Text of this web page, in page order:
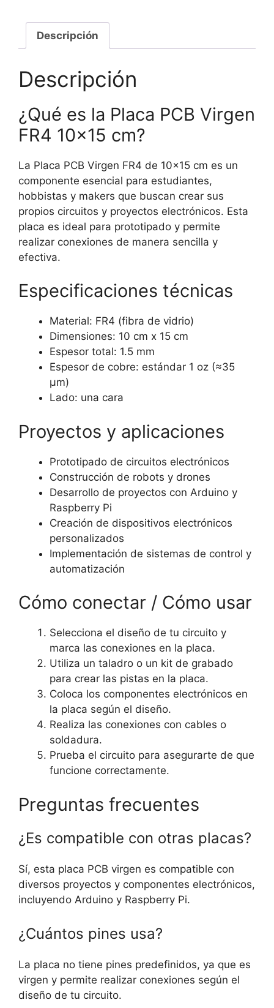
cm
cantidad
Descripción
Descripción
¿Qué es la Placa PCB Virgen
FR4 10×15 cm?
La Placa PCB Virgen FR4 de 10×15 cm es un
componente esencial para estudiantes,
hobbistas y makers que buscan crear sus
propios circuitos y proyectos electrónicos. Esta
placa es ideal para prototipado y permite
realizar conexiones de manera sencilla y
efectiva.
Especificaciones técnicas
Material: FR4 (fibra de vidrio)
Dimensiones: 10 cm x 15 cm
Espesor total: 1.5 mm
Espesor de cobre: estándar 1 oz (≈35
μm)
Lado: una cara
Proyectos y aplicaciones
Prototipado de circuitos electrónicos
Construcción de robots y drones
Desarrollo de proyectos con Arduino y
Raspberry Pi
Creación de dispositivos electrónicos
personalizados
Implementación de sistemas de control y
automatización
Cómo conectar / Cómo usar
Selecciona el diseño de tu circuito y
marca las conexiones en la placa.
Utiliza un taladro o un kit de grabado
para crear las pistas en la placa.
Coloca los componentes electrónicos en
la placa según el diseño.
Realiza las conexiones con cables o
soldadura.
Prueba el circuito para asegurarte de que
funcione correctamente.
Preguntas frecuentes
¿Es compatible con otras placas?
Sí, esta placa PCB virgen es compatible con
diversos proyectos y componentes electrónicos,
incluyendo Arduino y Raspberry Pi.
¿Cuántos pines usa?
La placa no tiene pines predefinidos, ya que es
virgen y permite realizar conexiones según el
diseño de tu circuito.